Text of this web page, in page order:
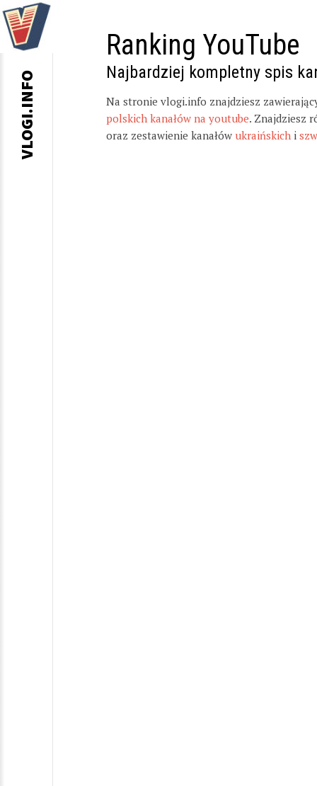
Ranking YouTube
Najbardziej kompletny spis
Na stronie vlogi.info znajdziesz
polskich kanałów na youtube. Znajdziesz
oraz zestawienie kanałów ukraińskich i
VLOGI.INFO